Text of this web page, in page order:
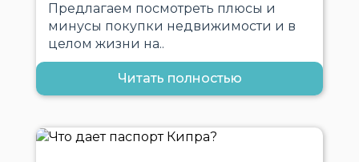
Предлагаем посмотреть плюсы и
минусы покупки недвижимости и в
целом жизни на..
Читать полностью